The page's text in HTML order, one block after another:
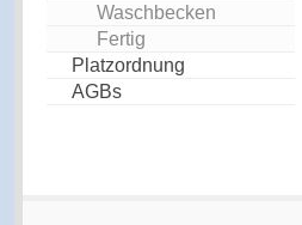
Waschbecken
Fertig
Platzordnung
AGBs